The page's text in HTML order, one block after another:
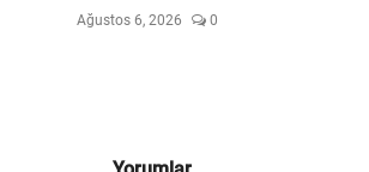
Ağustos 6, 2026 0